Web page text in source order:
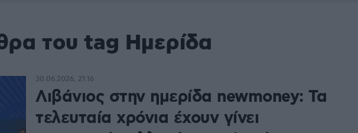
του tag Ημερίδα
Λιβάνιος στην ημερίδα newmoney: Τα
τελευταία χρόνια έχουν γίνει
30.06.2026, 21:16